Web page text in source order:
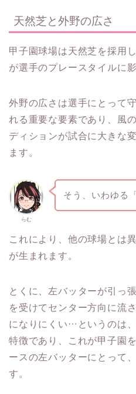
天然芝と外野の広さ
甲子園球場は天然芝を採用
が選手のプレースタイルに
外野の広さは選手にとって
れる重要な要素であり、風
ディションが試合に大きな
ます。
らむ
そう、いわゆる
これにより、他の球場とは
が生まれます。
とくに、左バッターが引っ
を受けてセンター方向に流
になりにくい…というのは
特徴であり、これが甲子園
ースの左バッターにとって
す。